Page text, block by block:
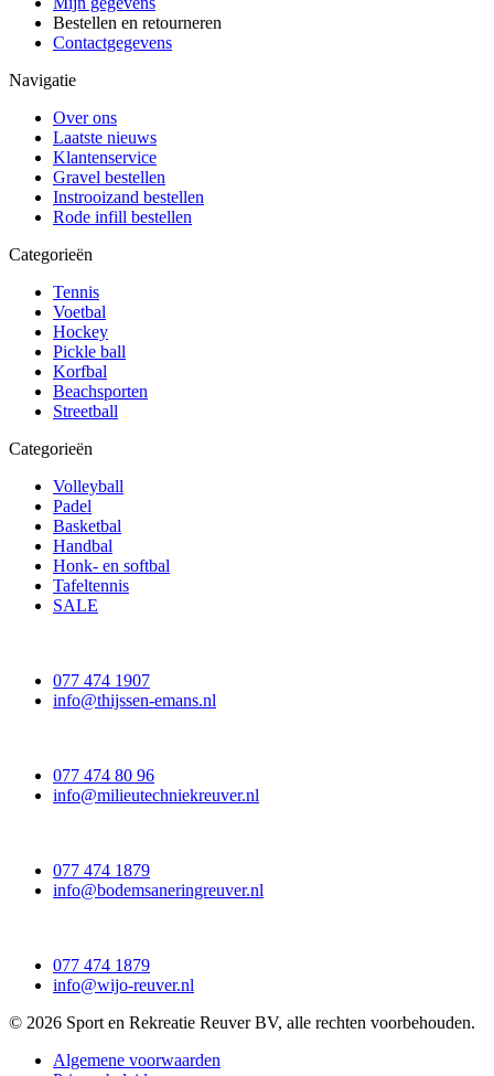
Bestellen en retourneren
Contactgegevens
Navigatie
Over ons
Laatste nieuws
Klantenservice
Gravel bestellen
Instrooizand bestellen
Rode infill bestellen
Categorieën
Tennis
Voetbal
Hockey
Pickle ball
Korfbal
Beachsporten
Streetball
Categorieën
Volleyball
Padel
Basketbal
Handbal
Honk- en softbal
Tafeltennis
SALE
077 474 1907
info@thijssen-emans.nl
077 474 80 96
info@milieutechniekreuver.nl
077 474 1879
info@bodemsaneringreuver.nl
077 474 1879
info@wijo-reuver.nl
© 2026 Sport en Rekreatie Reuver BV, alle rechten voorbehouden.
Algemene voorwaarden